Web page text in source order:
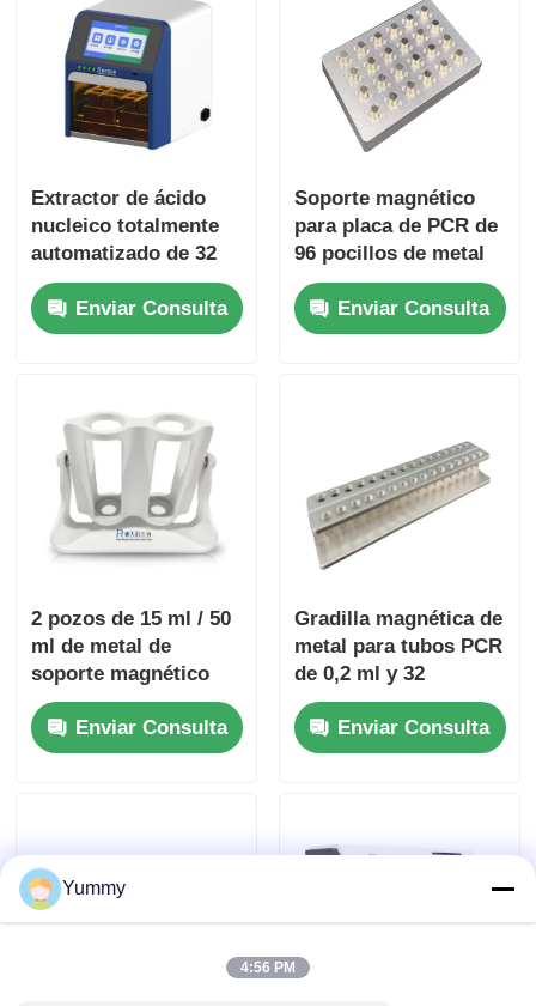
Extractor de ácido
nucleico totalmente
automatizado de 32
canales
Enviar Consulta
Soporte magnético
para placa de PCR de
96 pocillos de metal
Enviar Consulta
2 pozos de 15 ml / 50
ml de metal de
soporte magnético
Enviar Consulta
Gradilla magnética de
metal para tubos PCR
de 0,2 ml y 32
pocillos
Enviar Consulta
Yummy
4:56 PM